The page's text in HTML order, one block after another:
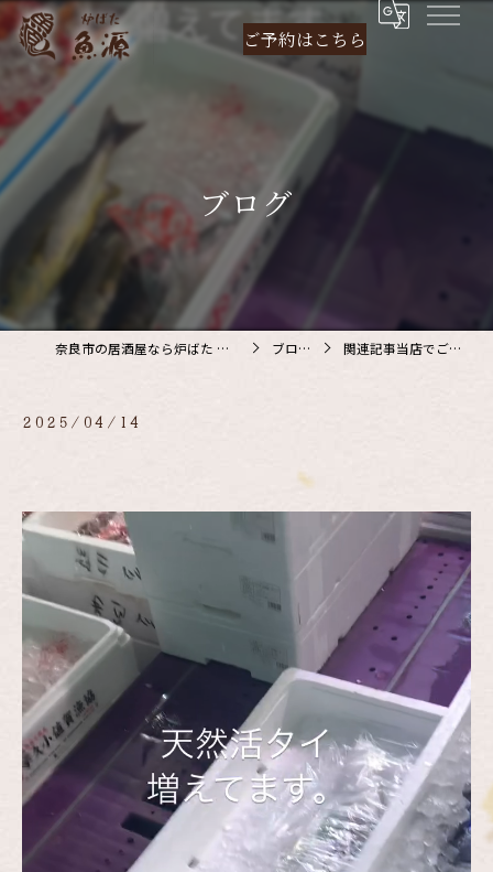
ご予約はこちら
ブログ
奈良市の居酒屋なら炉ばた 魚源 ブログ 関連記事当店でご利…
2025/04/14